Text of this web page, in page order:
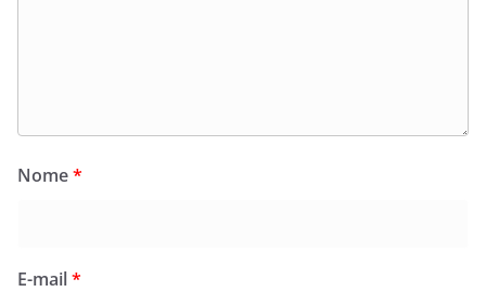
Nome*
E-mail*